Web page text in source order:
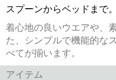
スプーンからベッドまで
着心地の良いウエアや、
た、シンプルで機能的な
べてが揃います。
アイテム